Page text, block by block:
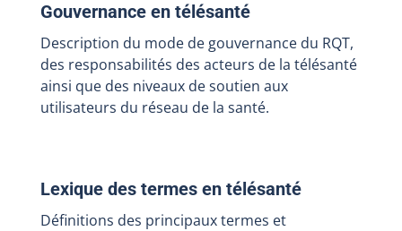
Gouvernance en télésanté
Description du mode de gouvernance du RQT,
des responsabilités des acteurs de la télésanté
ainsi que des niveaux de soutien aux
utilisateurs du réseau de la santé.
Lexique des termes en télésanté
Définitions des principaux termes et